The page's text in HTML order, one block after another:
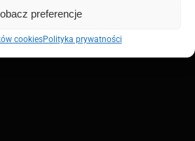
preferencje
cookiesPolityka prywatności